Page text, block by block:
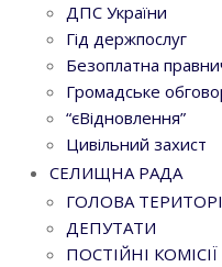
ДПС України
Гід держпослуг
Безоплатна
Громадське
“єВідновлення”
Цивільний захист
СЕЛИЩНА РАДА
ГОЛОВА
ДЕПУТАТИ
ПОСТІЙНІ КОМІСІЇ